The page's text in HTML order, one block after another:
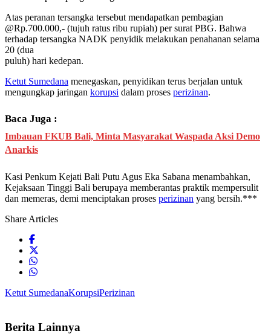
Atas peranan tersangka tersebut mendapatkan pembagian
@Rp.700.000,- (tujuh ratus ribu rupiah) per surat PBG. Bahwa
terhadap tersangka NADK penyidik melakukan penahanan selama
20 (dua
puluh) hari kedepan.
Ketut Sumedana menegaskan, penyidikan terus berjalan untuk
mengungkap jaringan korupsi dalam proses perizinan.
Baca Juga :
Imbauan FKUB Bali, Minta Masyarakat Waspada Aksi Demo
Anarkis
Kasi Penkum Kejati Bali Putu Agus Eka Sabana menambahkan,
Kejaksaan Tinggi Bali berupaya memberantas praktik mempersulit
dan memeras, demi menciptakan proses perizinan yang bersih.***
Share Articles
Ketut SumedanaKorupsiPerizinan
Berita Lainnya